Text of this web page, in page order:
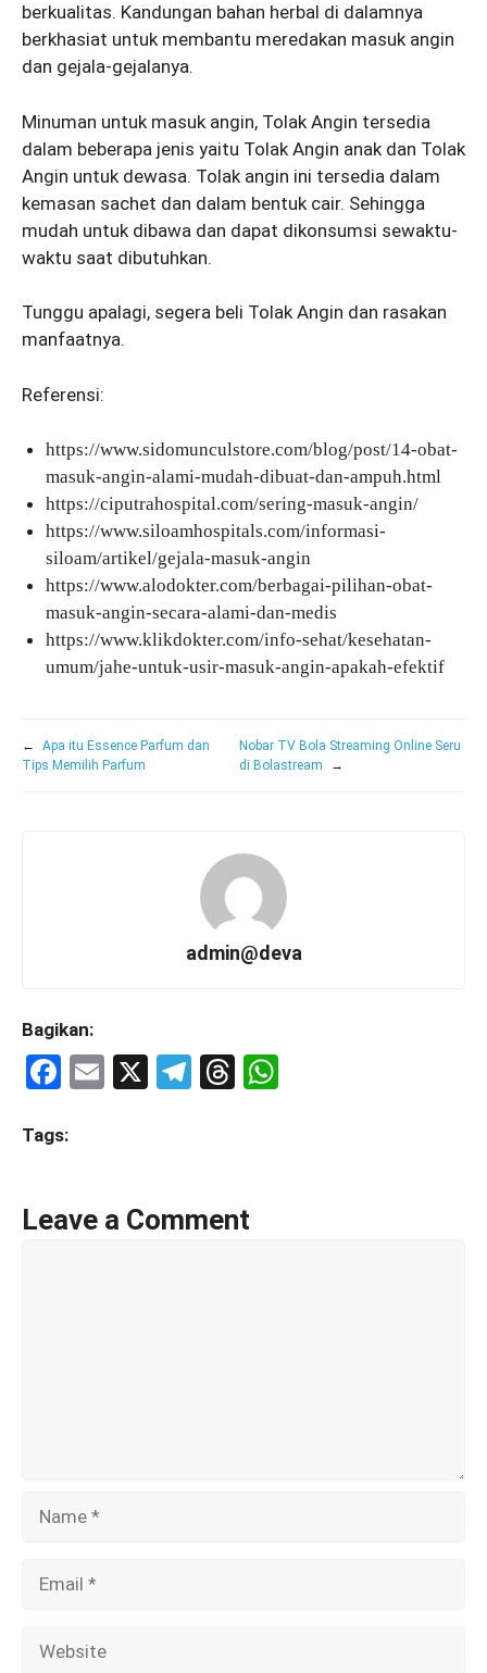
berkualitas. Kandungan bahan herbal di dalamnya
berkhasiat untuk membantu meredakan masuk angin
dan gejala-gejalanya.
Minuman untuk masuk angin, Tolak Angin tersedia
dalam beberapa jenis yaitu Tolak Angin anak dan Tolak
Angin untuk dewasa. Tolak angin ini tersedia dalam
kemasan sachet dan dalam bentuk cair. Sehingga
mudah untuk dibawa dan dapat dikonsumsi sewaktu-
waktu saat dibutuhkan.
Tunggu apalagi, segera beli Tolak Angin dan rasakan
manfaatnya.
Referensi:
https://www.sidomunculstore.com/blog/post/14-obat-
masuk-angin-alami-mudah-dibuat-dan-ampuh.html
https://ciputrahospital.com/sering-masuk-angin/
https://www.siloamhospitals.com/informasi-
siloam/artikel/gejala-masuk-angin
https://www.alodokter.com/berbagai-pilihan-obat-
masuk-angin-secara-alami-dan-medis
https://www.klikdokter.com/info-sehat/kesehatan-
umum/jahe-untuk-usir-masuk-angin-apakah-efektif
←
Apa itu Essence Parfum dan
Tips Memilih Parfum
Nobar TV Bola Streaming Online Seru
di Bolastream
→
admin@deva
Bagikan:
F
ce
o
E
X
T
a
T
d
Tags:
Leave a Comment